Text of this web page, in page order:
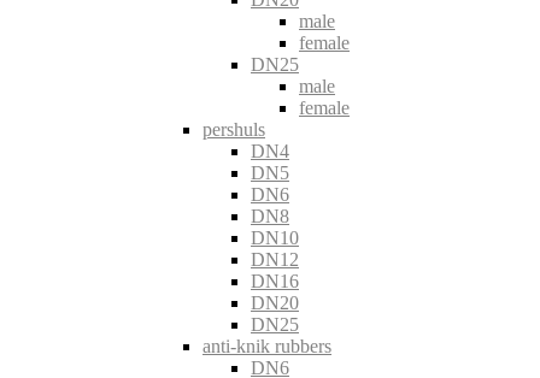
male
female
DN25
male
female
pershuls
DN4
DN5
DN6
DN8
DN10
DN12
DN16
DN20
DN25
anti-knik rubbers
DN6